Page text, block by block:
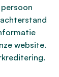
website.